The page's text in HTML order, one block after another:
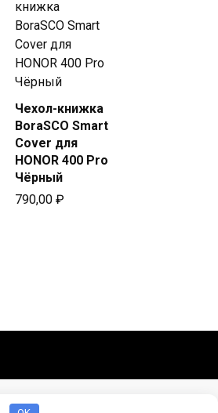
Купить
в Beeline
Чехол-книжка
BoraSCO Smart
Cover для
HONOR 400 Pro
Чёрный
790,00 ₽